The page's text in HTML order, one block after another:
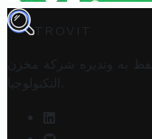
TROVIT
به وتديره
شركة مخزن
التكنولوجيا